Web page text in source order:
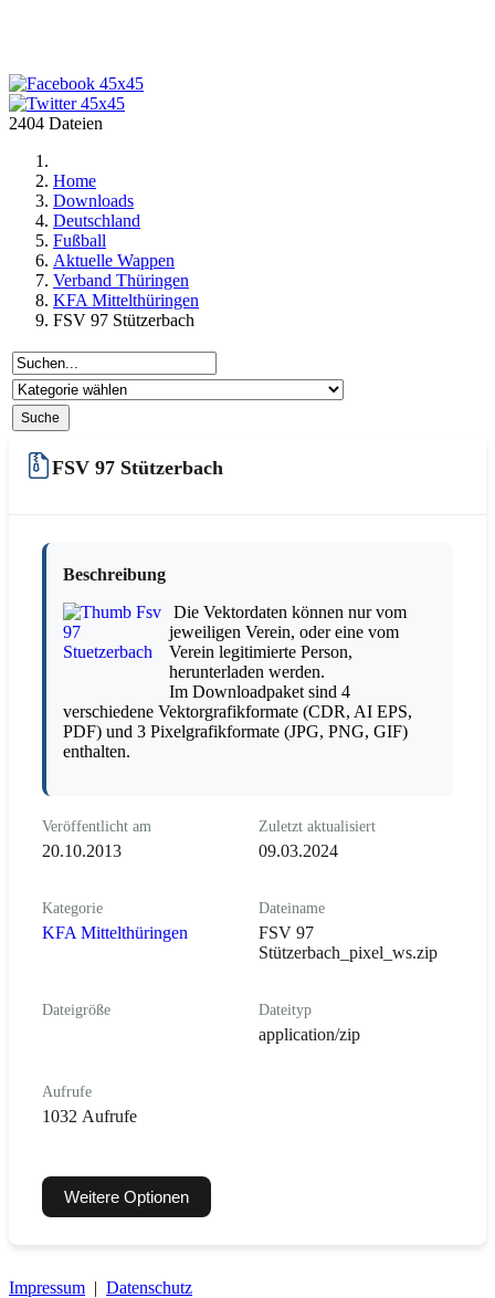
2404 Dateien
Home
Downloads
Deutschland
Fußball
Aktuelle Wappen
Verband Thüringen
KFA Mittelthüringen
FSV 97 Stützerbach
FSV 97 Stützerbach
Beschreibung
Die Vektordaten können nur vom
jeweiligen Verein, oder eine vom
Verein legitimierte Person,
herunterladen werden.
Im Downloadpaket sind 4
verschiedene Vektorgrafikformate (CDR, AI EPS,
PDF) und 3 Pixelgrafikformate (JPG, PNG, GIF)
enthalten.
Veröffentlicht am
20.10.2013
Zuletzt aktualisiert
09.03.2024
Kategorie
KFA Mittelthüringen
Dateiname
FSV 97
Stützerbach_pixel_ws.zip
Dateigröße Dateityp
application/zip
Aufrufe
1032 Aufrufe
Weitere Optionen
Impressum | Datenschutz